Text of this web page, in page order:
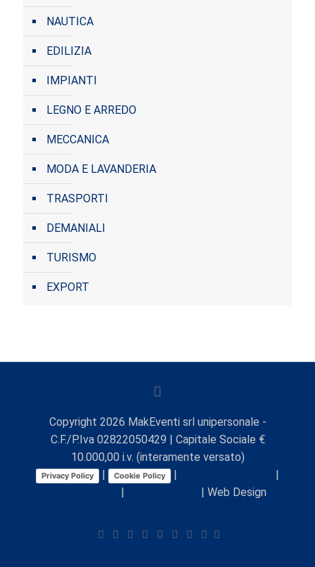
NAUTICA
EDILIZIA
IMPIANTI
LEGNO E ARREDO
MECCANICA
MODA E LAVANDERIA
TRASPORTI
DEMANIALI
TURISMO
EXPORT
Copyright 2026 MakEventi srl unipersonale -
C.F./P.Iva 02822050429 | Capitale Sociale €
10.000,00 i.v. (interamente versato)
Privacy Policy Cookie Policy
| Web Design